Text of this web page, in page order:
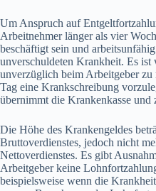
Um Anspruch auf
Arbeitnehmer länger als vier
beschäftigt sein und
unverschuldeten Krankheit. Es
unverzüglich beim Arbeitgeber zu
Tag eine Krankschreibung
übernimmt die Krankenkasse und
Die Höhe des Krankengeldes
Bruttoverdienstes, jedoch nicht
Nettoverdienstes. Es gibt
Arbeitgeber keine
beispielsweise wenn die